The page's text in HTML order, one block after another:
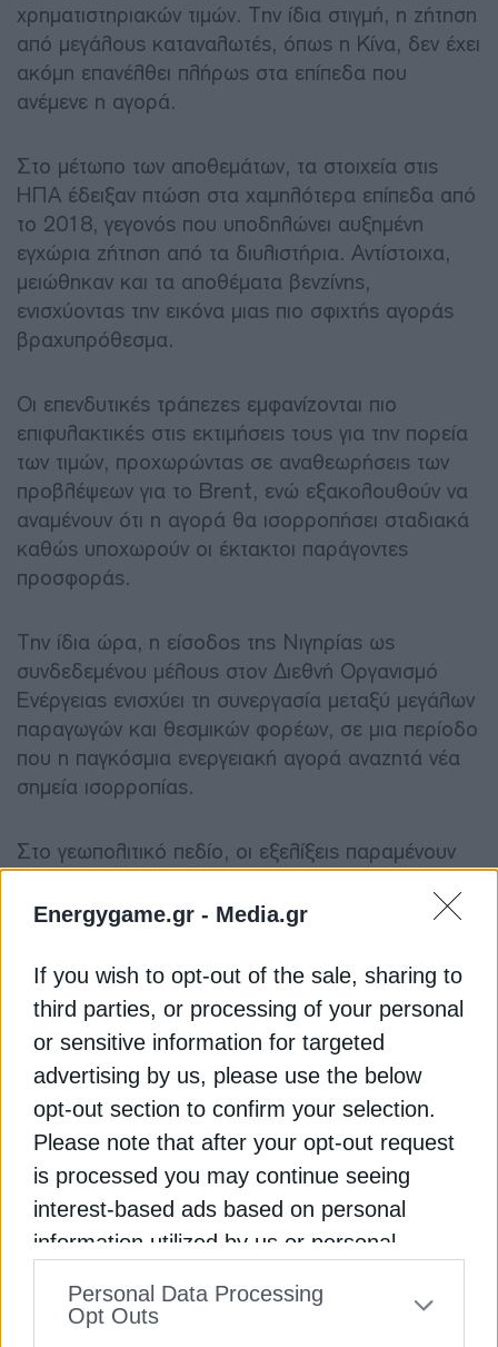
Energygame.gr - Media.gr
If you wish to opt-out of the sale, sharing to
third parties, or processing of your personal
or sensitive information for targeted
advertising by us, please use the below
opt-out section to confirm your selection.
Please note that after your opt-out request
is processed you may continue seeing
interest-based ads based on personal
information utilized by us or personal
to your opt-out. You may separately opt-out
Personal Data Processing
Opt Outs
χρηματιστηριακών τιμών. Την ίδια στιγμή, η ζήτηση
από μεγάλους καταναλωτές, όπως η Κίνα, δεν έχει
ακόμη επανέλθει πλήρως στα επίπεδα που
ανέμενε η αγορά.
Στο μέτωπο των αποθεμάτων, τα στοιχεία στις
ΗΠΑ έδειξαν πτώση στα χαμηλότερα επίπεδα από
το 2018, γεγονός που υποδηλώνει αυξημένη
εγχώρια ζήτηση από τα διυλιστήρια. Αντίστοιχα,
μειώθηκαν και τα αποθέματα βενζίνης,
ενισχύοντας την εικόνα μιας πιο σφιχτής αγοράς
βραχυπρόθεσμα.
Οι επενδυτικές τράπεζες εμφανίζονται πιο
επιφυλακτικές στις εκτιμήσεις τους για την πορεία
των τιμών, προχωρώντας σε αναθεωρήσεις των
προβλέψεων για το Brent, ενώ εξακολουθούν να
αναμένουν ότι η αγορά θα ισορροπήσει σταδιακά
καθώς υποχωρούν οι έκτακτοι παράγοντες
προσφοράς.
Την ίδια ώρα, η είσοδος της Νιγηρίας ως
συνδεδεμένου μέλους στον Διεθνή Οργανισμό
Ενέργειας ενισχύει τη συνεργασία μεταξύ μεγάλων
παραγωγών και θεσμικών φορέων, σε μια περίοδο
που η παγκόσμια ενεργειακή αγορά αναζητά νέα
σημεία ισορροπίας.
Στο γεωπολιτικό πεδίο, οι εξελίξεις παραμένουν
καθοριστικές, με τις στρατιωτικές ενέργειες και τις
διαπραγματεύσεις να δημιουργούν συνεχείς
τις βραχυπρόθεσμες αυξομειώσεις, οι αναλυτές
συγκλίνουν ότι η πορεία των τιμών θα εξαρτηθεί
τελικά από τον ρυθμό εξομάλυνσης των
γεωπολιτικών εντάσεων και την ισορροπία
προσφοράς και ζήτησης παγκοσμίως.
Διαβάστε ακόμη
Τραμπ: Πιέζει για μείωση των τιμών των καυσίμων
Τέλος στο “εμπόριο” αποδείξεων στα βενζινάδικα
από το 2027